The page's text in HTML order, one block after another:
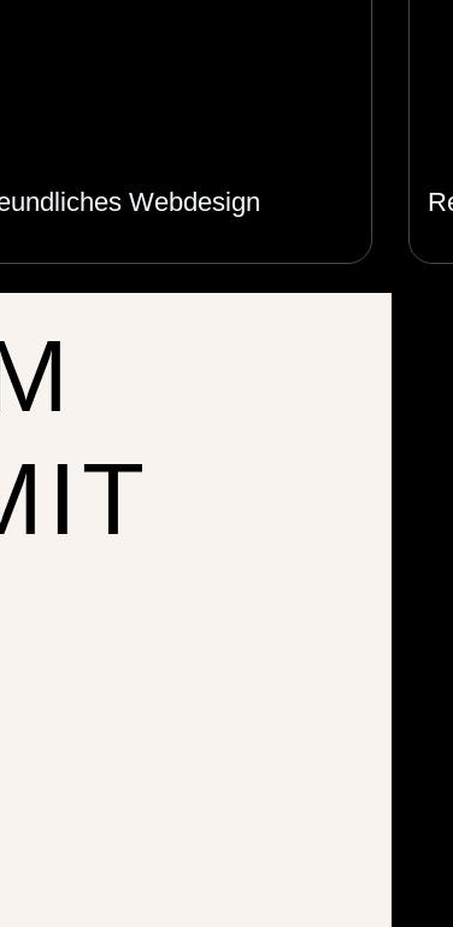
Webdesign